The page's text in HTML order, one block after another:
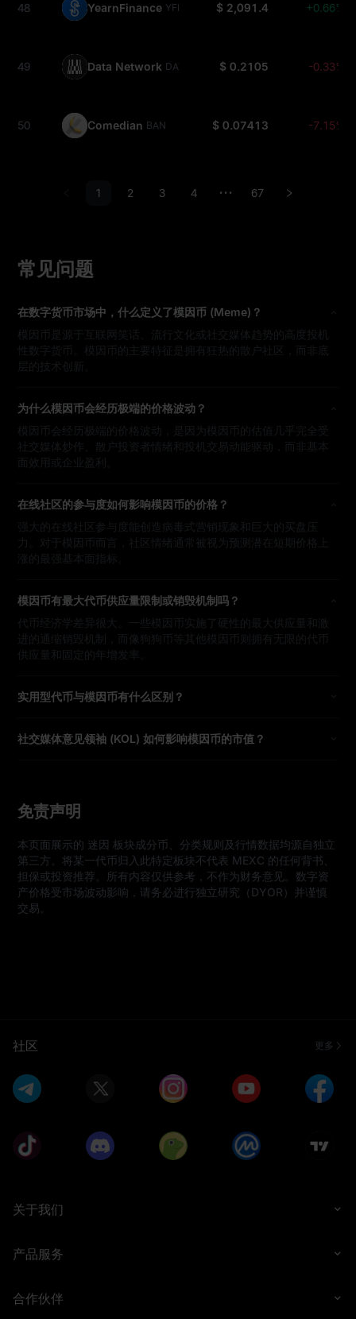
48 YearnFinance YFI $ 2,091.4 +0.66%
49 Data Network DATA $ 0.2105 -0.33%
50 Comedian BAN $ 0.07413 -7.15%
1 2 3 4 ••• 67
常见问题
在数字货币市场中，什么定义了模因币 (Meme)？
模因币是源于互联网笑话、流行文化或社交媒体趋势的高度投机
性数字货币。模因币的主要特征是拥有狂热的散户社区，而非底
层的技术创新。
为什么模因币会经历极端的价格波动？
模因币会经历极端的价格波动，是因为模因币的估值几乎完全受
社交媒体炒作、散户投资者情绪和投机交易动能驱动，而非基本
面效用或企业盈利。
在线社区的参与度如何影响模因币的价格？
强大的在线社区参与度能创造病毒式营销现象和巨大的买盘压
力。对于模因币而言，社区情绪通常被视为预测潜在短期价格上
涨的最强基本面指标。
模因币有最大代币供应量限制或销毁机制吗？
代币经济学差异很大。一些模因币实施了硬性的最大供应量和激
进的通缩销毁机制，而像狗狗币等其他模因币则拥有无限的代币
供应量和固定的年增发率。
实用型代币与模因币有什么区别？
社交媒体意见领袖 (KOL) 如何影响模因币的市值？
免责声明
本页面展示的 迷因 板块成分币、分类规则及行情数据均源自独立
第三方。将某一代币归入此特定板块不代表 MEXC 的任何背书、
担保或投资推荐。所有内容仅供参考，不作为财务意见。数字资
产价格受市场波动影响，请务必进行独立研究（DYOR）并谨慎
交易。
社区 更多
关于我们
产品服务
合作伙伴